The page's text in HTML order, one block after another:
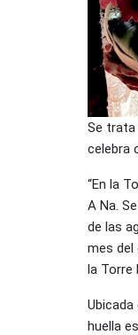
Se trata
celebra
“En la
A Na.
de las
mes del
la Torre
huella